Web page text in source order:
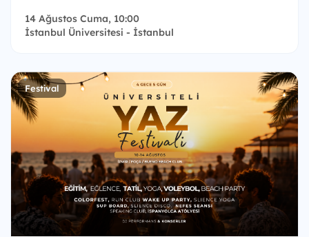
14 Ağustos Cuma, 10:00
İstanbul Üniversitesi - İstanbul
Festival